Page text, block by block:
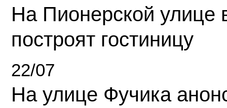
На Пионерской улице
построят гостиницу
22/07
На улице Фучика